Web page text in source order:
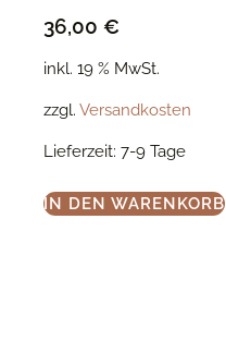
36,00€
inkl. 19 % MwSt.
zzgl.Versandkosten
Lieferzeit:7-9 Tage
IN DEN WARENKORB